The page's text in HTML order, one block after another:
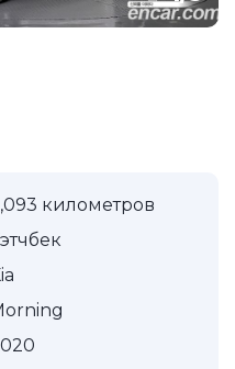
километров